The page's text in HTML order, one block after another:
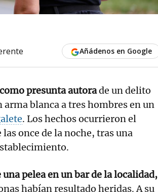
Añádenos en Google
presunta autorade un delito
blanca a tres hombres en un
. Los hechos ocurrieron el
once de la noche, tras una
pelea en un bar de la localidad,
habían resultado heridas. A su